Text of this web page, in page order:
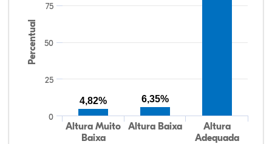
Percentual
Altura Muito
Baixa
Altura Baixa
Altura
Adequada
0
25
50
75
4,82% 6,35%